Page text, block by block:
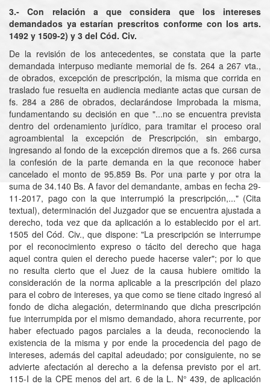
3.- Con relación a que considera que los intereses
demandados ya estarían prescritos conforme con los arts.
1492 y 1509-2) y 3 del Cód. Civ.
De la revisión de los antecedentes, se constata que la parte
demandada interpuso mediante memorial de fs. 264 a 267 vta.,
de obrados, excepción de prescripción, la misma que corrida en
traslado fue resuelta en audiencia mediante actas que cursan de
fs. 284 a 286 de obrados, declarándose Improbada la misma,
fundamentando su decisión en que "...no se encuentra prevista
dentro del ordenamiento jurídico, para tramitar el proceso oral
agroambiental la excepción de Prescripción, sin embargo,
ingresando al fondo de la excepción diremos que a fs. 266 cursa
la confesión de la parte demanda en la que reconoce haber
cancelado el monto de 95.859 Bs. Por una parte y por otra la
suma de 34.140 Bs. A favor del demandante, ambas en fecha 29-
11-2017, pago con la que interrumpió la prescripción,..." (Cita
textual), determinación del Juzgador que se encuentra ajustada a
derecho, toda vez que da aplicación a lo establecido por el art.
1505 del Cód. Civ., que dispone: "La prescripción se interrumpe
por el reconocimiento expreso o tácito del derecho que haga
aquel contra quien el derecho puede hacerse valer"; por lo que
no resulta cierto que el Juez de la causa hubiere omitido la
consideración de la norma aplicable a la prescripción del plazo
para el cobro de intereses, ya que como se tiene citado ingresó al
fondo de dicha alegación, determinando que dicha prescripción
fue interrumpida por el mismo demandado, ahora recurrente, por
haber efectuado pagos parciales a la deuda, reconociendo la
existencia de la misma y por ende la procedencia del pago de
intereses, además del capital adeudado; por consiguiente, no se
advierte afectación al derecho a la defensa previsto por el art.
115-I de la CPE menos del art. 6 de la L. N° 439, de aplicación